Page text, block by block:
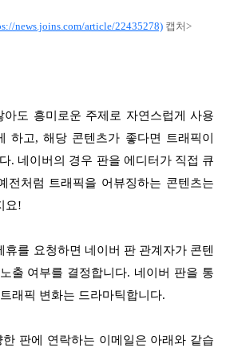
news.joins.com/article/22435278) 캡처>
도 흥미로운 주제로 자연스럽게 사용
하고, 해당 콘텐츠가 좋다면 트래픽이
. 네이버의 경우 판을 에디터가 직접 큐
전처럼 트래픽을 어뷰징하는 콘텐츠는
요!
휴를 요청하면 네이버 판 관계자가 콘텐
출 여부를 결정합니다. 네이버 판을 통
래픽 변화는 드라마틱합니다.
판에 연락하는 이메일은 아래와 같습